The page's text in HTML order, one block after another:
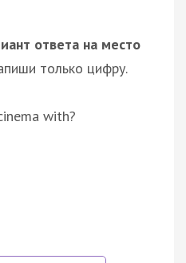
ответа на место
только цифру.
with?